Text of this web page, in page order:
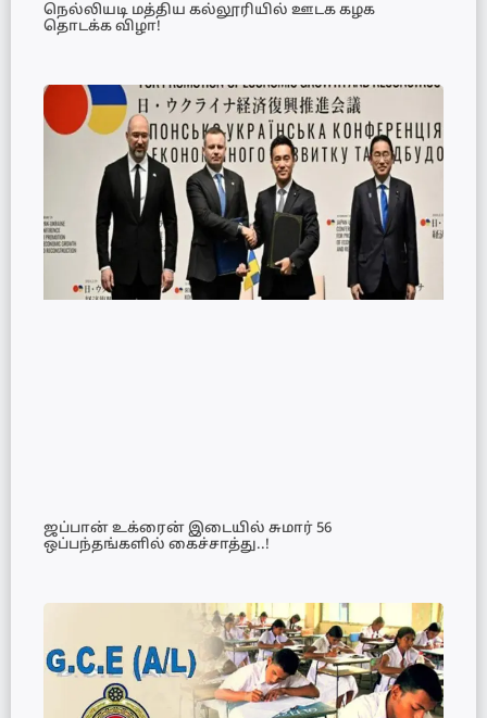
நெல்லியடி மத்திய கல்லூரியில் ஊடக கழக
தொடக்க விழா!
ஜப்பான் உக்ரைன் இடையில் சுமார் 56
ஒப்பந்தங்களில் கைச்சாத்து..!